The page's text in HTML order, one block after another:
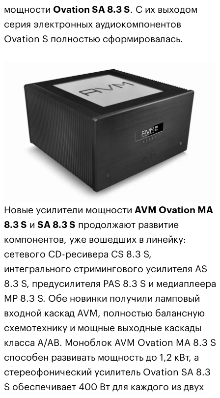
мощности Ovation SA 8.3 S. С их выходом
серия электронных аудиокомпонентов
Ovation S полностью сформировалась.
Новые усилители мощности AVM Ovation MA
8.3 S и SA 8.3 S продолжают развитие
компонентов, уже вошедших в линейку:
сетевого CD-ресивера CS 8.3 S,
интегрального стримингового усилителя AS
8.3 S, предусилителя PAS 8.3 S и медиаплеера
MP 8.3 S. Обе новинки получили ламповый
входной каскад AVM, полностью балансную
схемотехнику и мощные выходные каскады
класса A/AB. Моноблок AVM Ovation MA 8.3 S
способен развивать мощность до 1,2 кВт, а
стереофонический усилитель Ovation SA 8.3
S обеспечивает 400 Вт для каждого из двух